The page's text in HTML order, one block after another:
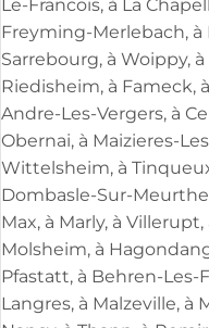
Le-Francois, à La
Freyming-Merlebach, à
Sarrebourg, à Woippy,
Riedisheim, à Fameck,
Andre-Les-Vergers, à
Obernai, à Maizieres-
Wittelsheim, à
Dombasle-Sur-
Max, à Marly, à
Molsheim, à
Pfastatt, à Behren-Les-
Langres, à Malzeville, à